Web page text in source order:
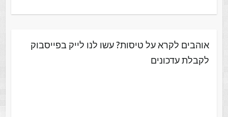
אוהבים לקרא על טיסות? עשו לנו לייק בפייסבוק
לקבלת עדכונים